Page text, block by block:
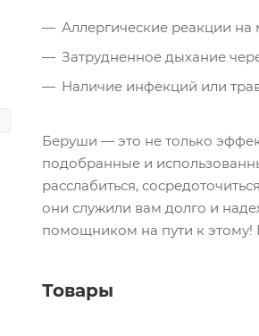
Аллергические реакции на
Затрудненное дыхание
Наличие инфекций или
Беруши — это не только
подобранные и
расслабиться,
они служили вам долго и
помощником на пути к этому!
Товары